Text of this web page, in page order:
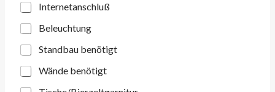
Internetanschluß
Beleuchtung
Standbau benötigt
Wände benötigt